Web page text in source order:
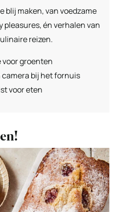
blij maken, van voedzame
én verhalen van
reizen.
voor groenten
bij het fornuis
voor eten